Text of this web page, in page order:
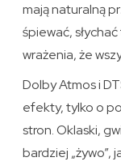
mają naturalną
śpiewać,
wrażenia, że
Dolby Atmos i
efekty, tylko o
stron. Oklaski,
bardziej „żywo”,